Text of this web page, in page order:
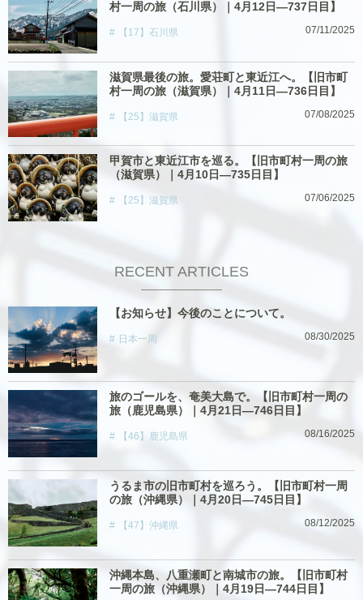
村一周の旅（石川県）｜4月12日―737日目】
【17】石川県 07/11/2025
滋賀県最後の旅。愛荘町と東近江へ。【旧市町
村一周の旅（滋賀県）｜4月11日―736日目】
【25】滋賀県 07/08/2025
甲賀市と東近江市を巡る。【旧市町村一周の旅
（滋賀県）｜4月10日―735日目】
【25】滋賀県 07/06/2025
RECENT ARTICLES
【お知らせ】今後のことについて。
日本一周 08/30/2025
旅のゴールを、奄美大島で。【旧市町村一周の
旅（鹿児島県）｜4月21日―746日目】
【46】鹿児島県 08/16/2025
うるま市の旧市町村を巡ろう。【旧市町村一周
の旅（沖縄県）｜4月20日―745日目】
【47】沖縄県 08/12/2025
沖縄本島、八重瀬町と南城市の旅。【旧市町村
一周の旅（沖縄県）｜4月19日―744日目】